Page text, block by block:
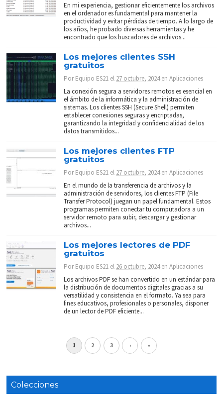
En mi experiencia, gestionar eficientemente los archivos
en el ordenador es fundamental para mantener la
productividad y evitar pérdidas de tiempo. A lo largo de
los años, he probado diversas herramientas y he
encontrado que los buscadores de archivos...
Los mejores clientes SSH
gratuitos
PorEquipo ES21 el 27 octubre, 2024enAplicaciones
La conexión segura a servidores remotos es esencial en
el ámbito de la informática y la administración de
sistemas. Los clientes SSH (Secure Shell) permiten
establecer conexiones seguras y encriptadas,
garantizando la integridad y confidencialidad de los
datos transmitidos...
Los mejores clientes FTP
gratuitos
PorEquipo ES21 el 27 octubre, 2024enAplicaciones
En el mundo de la transferencia de archivos y la
administración de servidores, los clientes FTP (File
Transfer Protocol) juegan un papel fundamental. Estos
programas permiten conectar tu computadora a un
servidor remoto para subir, descargar y gestionar
archivos...
Los mejores lectores de PDF
gratuitos
PorEquipo ES21 el 26 octubre, 2024enAplicaciones
Los archivos PDF se han convertido en un estándar para
la distribución de documentos digitales gracias a su
versatilidad y consistencia en el formato. Ya sea para
fines educativos, profesionales o personales, disponer
de un lector de PDF eficiente...
1 2 3 › »
Colecciones